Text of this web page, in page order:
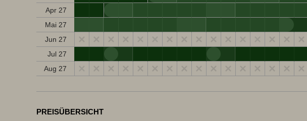
Apr 27
Mai 27
Jun 27
Jul 27
Aug 27
PREISÜBERSICHT